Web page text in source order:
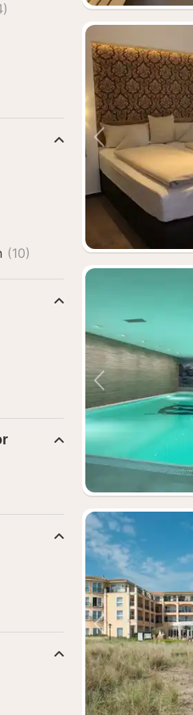
Vorige foto
Vorige foto
Vorige foto
(10)